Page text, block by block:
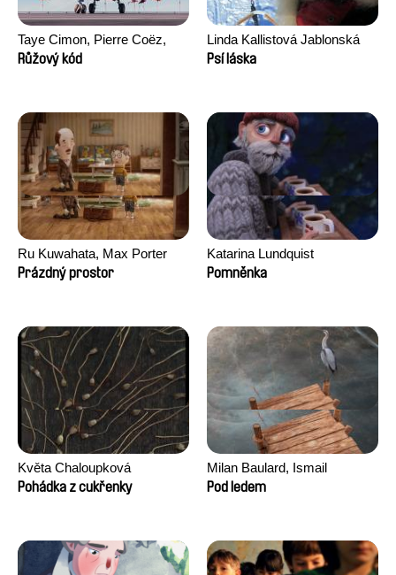
Taye Cimon, Pierre Coëz,
Julie Groux, Sandra Leydier,
Růžový kód
Linda Kallistová Jablonská
Psí láska
Ru Kuwahata, Max Porter
Prázdný prostor
Katarina Lundquist
Pomněnka
Květa Chaloupková
(Přibylová)
Pohádka z cukřenky
Milan Baulard, Ismail
Berrahma, Flore Dupont,
Pod ledem